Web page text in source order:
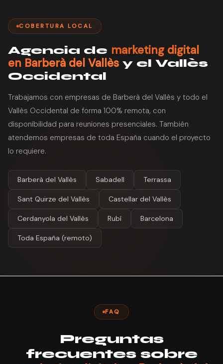
COBERTURA LOCAL
Agencia de marketing digital
en Barberà del Vallès y el Vallès
Occidental
Trabajamos con empresas de Barberà del Vallès y todo el
Vallès Occidental de forma 100% remota, con
disponibilidad para reuniones presenciales. También
atendemos empresas de toda España cuando el proyecto
lo requiere.
Barberà del Vallès Sabadell Terrassa
Sant Quirze del Vallès Castellar del Vallès
Cerdanyola del Vallès Rubí Barcelona
Toda España (remoto)
FAQ
Preguntas
frecuentes sobre